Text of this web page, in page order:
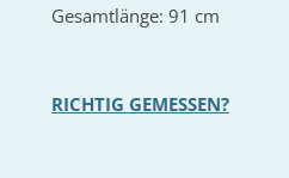
Gesamtlänge: 91 cm
RICHTIG GEMESSEN?